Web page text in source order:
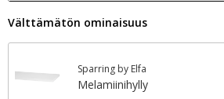
Välttämätön ominaisuus
Sparring by Elfa
Melamiinihylly